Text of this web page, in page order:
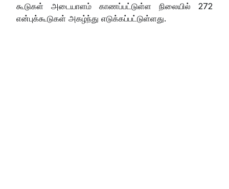
கூடுகள் அடையாளம் காணப்பட்டுள்ள நிலையில் 272
என்புக்கூடுகள் அகழ்ந்து எடுக்கப்பட்டுள்ளது.